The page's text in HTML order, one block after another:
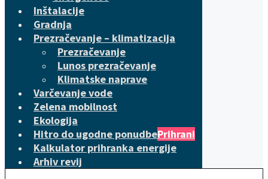
Inštalacije
Gradnja
Prezračevanje – klimatizacija
Prezračevanje
Lunos prezračevanje
Klimatske naprave
Varčevanje vode
Zelena mobilnost
Ekologija
Hitro do ugodne ponudbePrihrani
Kalkulator prihranka energije
Arhiv revij